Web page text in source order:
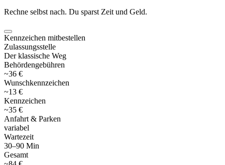
Rechne selbst nach. Du sparst Zeit und Geld.
Kennzeichen mitbestellen
Zulassungsstelle
Der klassische Weg
Behördengebühren
~36 €
Wunschkennzeichen
~13 €
Kennzeichen
~35 €
Anfahrt & Parken
variabel
Wartezeit
30–90 Min
Gesamt